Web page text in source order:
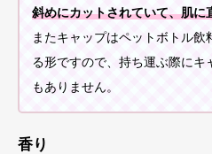
斜めにカットされていて、肌に
またキャップはペットボトル
る形ですので、持ち運ぶ際にキ
もありません。
香り